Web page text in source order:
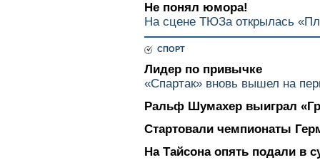
Не понял юмора!
На сцене ТЮЗа открылась
СПОРТ
Лидер по привычке
«Спартак» вновь вышел на
Ральф Шумахер выиграл
Стартовали чемпионаты
На Тайсона опять подали в